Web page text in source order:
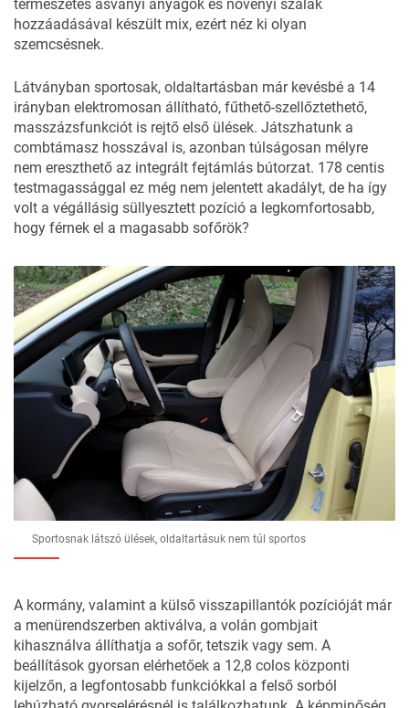
természetes ásványi anyagok és növényi szálak
hozzáadásával készült mix, ezért néz ki olyan
szemcsésnek.
Látványban sportosak, oldaltartásban már kevésbé a 14
irányban elektromosan állítható, fűthető-szellőztethető,
masszázsfunkciót is rejtő első ülések. Játszhatunk a
combtámasz hosszával is, azonban túlságosan mélyre
nem ereszthető az integrált fejtámlás bútorzat. 178 centis
testmagassággal ez még nem jelentett akadályt, de ha így
volt a végállásig süllyesztett pozíció a legkomfortosabb,
hogy férnek el a magasabb sofőrök?
Sportosnak látszó ülések, oldaltartásuk nem túl sportos
A kormány, valamint a külső visszapillantók pozícióját már
a menürendszerben aktiválva, a volán gombjait
kihasználva állíthatja a sofőr, tetszik vagy sem. A
beállítások gyorsan elérhetőek a 12,8 colos központi
kijelzőn, a legfontosabb funkciókkal a felső sorból